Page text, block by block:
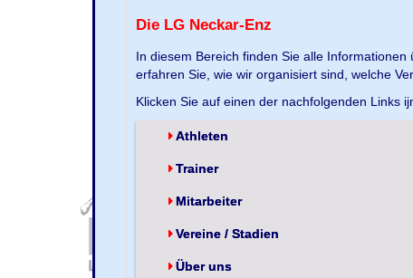
Die LG Neckar-Enz
In diesem Bereich finden Sie alle
erfahren Sie, wie wir organisiert sind, welche
Klicken Sie auf einen der nachfolgenden Links
Athleten
Trainer
Mitarbeiter
Vereine / Stadien
Über uns